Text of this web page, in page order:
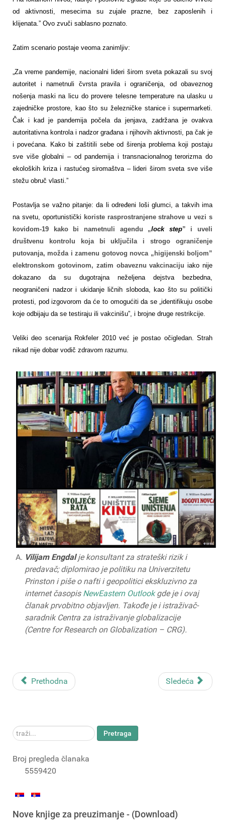
od aktivnosti, mesecima su zujale prazne, bez zaposlenih i
klijenata.” Ovo zvuči sablasno poznato.
Zatim scenario postaje veoma zanimljiv:
„Za vreme pandemije, nacionalni lideri širom sveta pokazali su svoj
autoritet i nametnuli čvrsta pravila i ograničenja, od obaveznog
nošenja maski na licu do provere telesne temperature na ulasku u
zajedničke prostore, kao što su železničke stanice i supermarketi.
Čak i kad je pandemija počela da jenjava, zadržana je ovakva
autoritativna kontrola i nadzor građana i njihovih aktivnosti, pa čak je
i povećana. Kako bi zaštitili sebe od širenja problema koji postaju
sve više globalni – od pandemija i transnacionalnog terorizma do
ekoloških kriza i rastućeg siromaštva – lideri širom sveta sve više
stežu obruč vlasti.”
Postavlja se važno pitanje: da li određeni loši glumci, a takvih ima
na svetu, oportunistički koriste rasprostranjene strahove u vezi s
kovidom-19 kako bi nametnuli agendu „lock step” i uveli
društvenu kontrolu koja bi uključila i strogo ograničenje
putovanja, možda i zamenu gotovog novca „higijenski boljom”
elektronskom gotovinom, zatim obaveznu vakcinaciju iako nije
dokazano da su dugotrajna neželjena dejstva bezbedna,
neograničeni nadzor i ukidanje ličnih sloboda, kao što su politički
protesti, pod izgovorom da će to omogućiti da se „identifikuju osobe
koje odbijaju da se testiraju ili vakcinišu”, i brojne druge restrikcije.
Veliki deo scenarija Rokfeler 2010 već je postao očigledan. Strah
nikad nije dobar vodič zdravom razumu.
Vilijam Engdalje konsultant za strateški rizik i
predavač; diplomirao je politiku na Univerzitetu
Prinston i piše o nafti i geopolitici ekskluzivno za
internet časopis NewEastern Outlookgde je i ovaj
članak prvobitno objavljen. Takođe je i istraživač-
saradnik Centra za istraživanje globalizacije
(Centre for Research on Globalization – CRG).
Prethodna Sledeća
traži... Pretraga
Broj pregleda članaka
5559420
Nove knjige za preuzimanje - (Download)